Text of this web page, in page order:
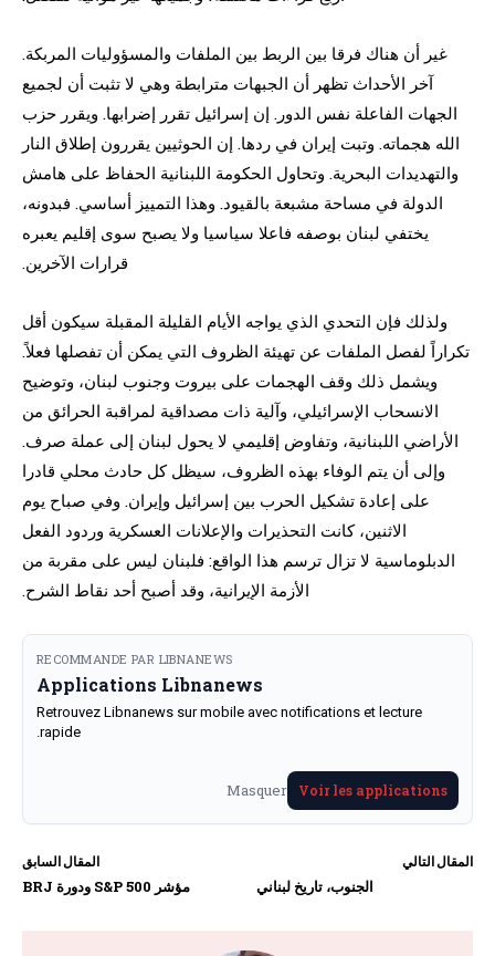
غير أن هناك فرقا بين الربط بين الملفات والمسؤوليات المربكة.
آخر الأحداث تظهر أن الجبهات مترابطة وهي لا تثبت أن لجميع
الجهات الفاعلة نفس الدور. إن إسرائيل تقرر إضرابها. ويقرر حزب
الله هجماته. وتبت إيران في ردها. إن الحوثيين يقررون إطلاق النار
والتهديدات البحرية. وتحاول الحكومة اللبنانية الحفاظ على هامش
الدولة في مساحة مشبعة بالقيود. وهذا التمييز أساسي. فبدونه،
يختفي لبنان بوصفه فاعلا سياسيا ولا يصبح سوى إقليم يعبره
قرارات الآخرين.
ولذلك فإن التحدي الذي يواجه الأيام القليلة المقبلة سيكون أقل
تكراراً لفصل الملفات عن تهيئة الظروف التي يمكن أن تفصلها فعلاً.
ويشمل ذلك وقف الهجمات على بيروت وجنوب لبنان، وتوضيح
الانسحاب الإسرائيلي، وآلية ذات مصداقية لمراقبة الحرائق من
الأراضي اللبنانية، وتفاوض إقليمي لا يحول لبنان إلى عملة صرف.
وإلى أن يتم الوفاء بهذه الظروف، سيظل كل حادث محلي قادرا
على إعادة تشكيل الحرب بين إسرائيل وإيران. وفي صباح يوم
الاثنين، كانت التحذيرات والإعلانات العسكرية وردود الفعل
الدبلوماسية لا تزال ترسم هذا الواقع: فلبنان ليس على مقربة من
الأزمة الإيرانية، وقد أصبح أحد نقاط الشرح.
RECOMMANDE PAR LIBNANEWS
Applications Libnanews
Retrouvez Libnanews sur mobile avec notifications et lecture
rapide.
Voir les applications
Masquer
المقال السابق
مؤشر S&P 500 ودورة BRJ
المقال التالي
الجنوب، تاريخ لبناني